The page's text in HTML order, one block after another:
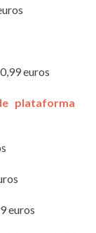
0,99 euros
plataforma
euros